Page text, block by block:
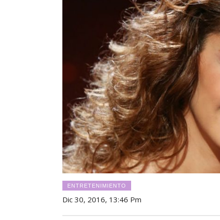
ENTRETENIMIENTO
Dic 30, 2016, 13:46 Pm